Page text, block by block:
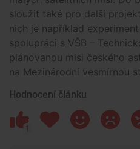
sloužit také pro další
nich je například
spolupráci s VŠB –
plánovanou misi českého
na Mezinárodní vesmírnou
Hodnocení článku
1